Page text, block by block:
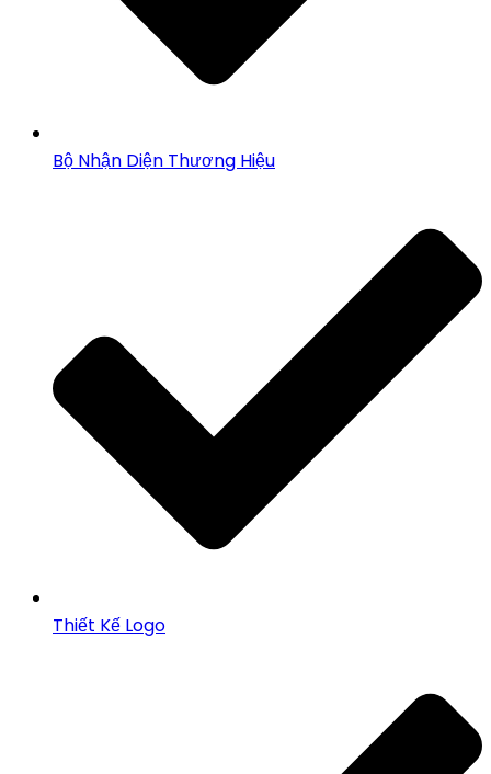
Bộ Nhận Diện Thương Hiệu
Thiết Kế Logo